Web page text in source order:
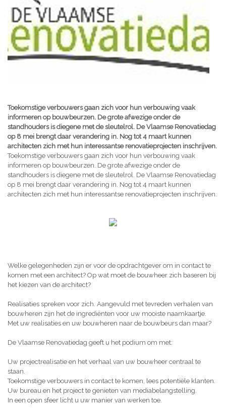
Toekomstige verbouwers gaan zich voor hun verbouwing vaak
informeren op bouwbeurzen. De grote afwezige onder de
standhouders is diegene met de sleutelrol. De Vlaamse Renovatiedag
op 8 mei brengt daar verandering in. Nog tot 4 maart kunnen
architecten zich met hun interessantse renovatieprojecten inschrijven.
Toekomstige verbouwers gaan zich voor hun verbouwing vaak
informeren op bouwbeurzen. De grote afwezige onder de
standhouders is diegene met de sleutelrol. De Vlaamse Renovatiedag
op 8 mei brengt daar verandering in. Nog tot 4 maart kunnen
architecten zich met hun interessantse renovatieprojecten inschrijven.
Welke gelegenheden zijn er voor de opdrachtgever om in contact te
komen met een architect? Op wat moet de bouwheer zich baseren bij
het kiezen van de architect?
Realisaties spreken voor zich. Aangevuld met tevreden verhalen van
bouwheren zijn het de ingrediënten voor uw mooiste naamkaartje.
Met uw realisaties en uw bouwheren naar de bouwbeurs dan maar?
De Vlaamse Renovatiedag geeft u het podium om met:
Uw projectrealisatie en het verhaal van uw bouwheer centraal te
staan.
Toekomstige verbouwers in contact te komen, lees potentiële klanten.
Uw bureau en het project te genieten van mediabelangstelling.
In een open sfeer licht u uw manier van werken toe.